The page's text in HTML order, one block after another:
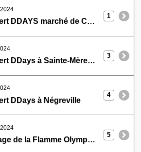
Concert DDAYS marché de Cherbourg
1
Concert DDays à Sainte-Mère-Eglise
3
DDays à Négreville
4
Passage de la Flamme Olympique
5